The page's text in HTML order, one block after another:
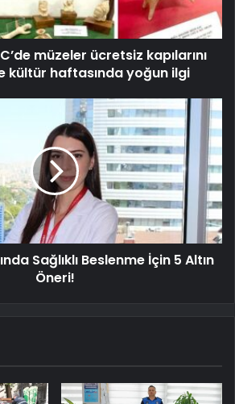
müzeler ücretsiz kapılarını
kültür haftasında yoğun ilgi
Sağlıklı Beslenme İçin 5 Altın
Öneri!